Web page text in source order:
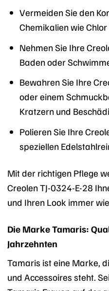
Vermeiden Sie den
Chemikalien wie
Nehmen Sie Ihre
Baden oder
Bewahren Sie Ihre
oder einem
Kratzern und
Polieren Sie Ihre
speziellen
Mit der richtigen Pflege
Creolen TJ-0324-E-28
und Ihren Look immer
Die Marke Tamaris:
Jahrzehnten
Tamaris ist eine Marke,
und Accessoires steht.